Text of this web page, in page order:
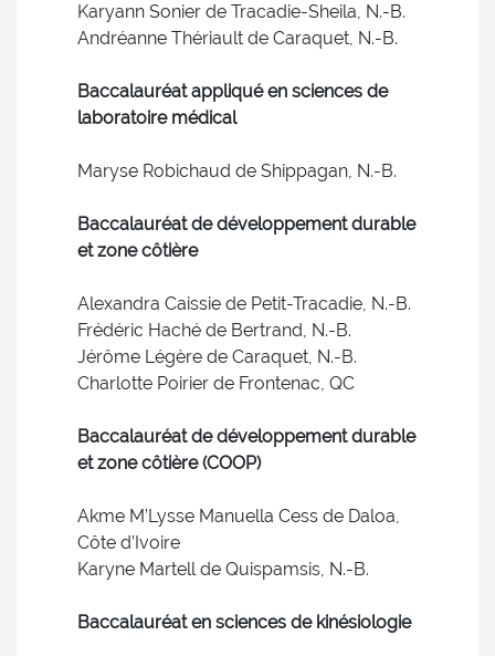
Karyann Sonier de Tracadie-Sheila, N.-B.
Andréanne Thériault de Caraquet, N.-B.
Baccalauréat appliqué en sciences de
laboratoire médical
Maryse Robichaud de Shippagan, N.-B.
Baccalauréat de développement durable
et zone côtière
Alexandra Caissie de Petit-Tracadie, N.-B.
Frédéric Haché de Bertrand, N.-B.
Jérôme Légère de Caraquet, N.-B.
Charlotte Poirier de Frontenac, QC
Baccalauréat de développement durable
et zone côtière (COOP)
Akme M’Lysse Manuella Cess de Daloa,
Côte d’Ivoire
Karyne Martell de Quispamsis, N.-B.
Baccalauréat en sciences de kinésiologie